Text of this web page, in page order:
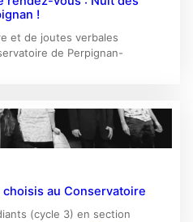
!
et de joutes verbales
de Perpignan-
au Conservatoire
(cycle 3) en section